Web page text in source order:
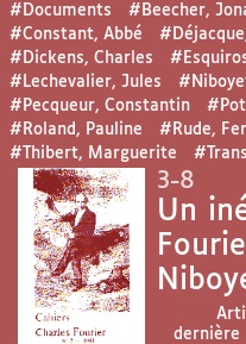
#Documents #Beecher,
#Constant, Abbé
#Dickens, Charles
#Lechevalier, Jules
#Pecqueur, Constantin
#Roland, Pauline
#Rude,
#Thibert, Marguerite
3-8
Un
dernière